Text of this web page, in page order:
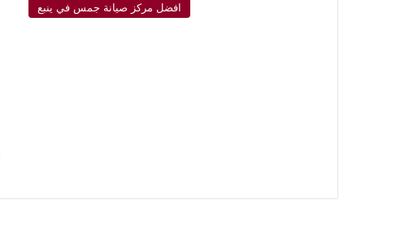
افضل مركز صيانة جمس في ينبع